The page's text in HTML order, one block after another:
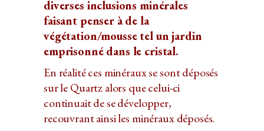
diverses inclusions minérales
faisant penser à de la
végétation/mousse tel un jardin
emprisonné dans le cristal.
En réalité ces minéraux se sont déposés
sur le Quartz alors que celui-ci
continuait de se développer,
recouvrant ainsi les minéraux déposés.